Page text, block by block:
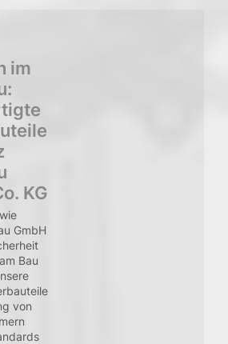
im
KG
GmbH
Bau
von